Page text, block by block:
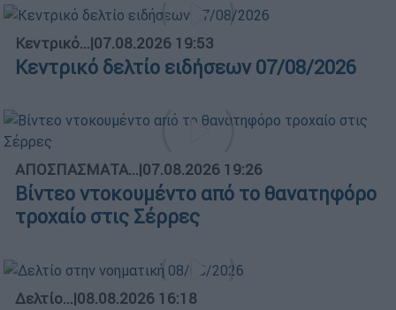
Κεντρικό...|07.08.2026 19:53
Κεντρικό δελτίο ειδήσεων 07/08/2026
ΑΠΟΣΠΑΣΜΑΤΑ...|07.08.2026 19:26
Βίντεο ντοκουμέντο από το θανατηφόρο
τροχαίο στις Σέρρες
Δελτίο...|08.08.2026 16:18